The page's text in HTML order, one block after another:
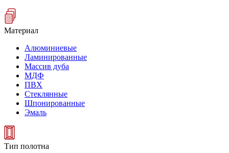
Материал
Алюминиевые
Ламинированные
Массив дуба
МДФ
ПВХ
Стеклянные
Шпонированные
Эмаль
Тип полотна